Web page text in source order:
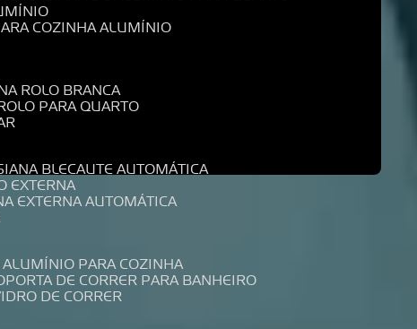
COZINHA ALUMÍNIO
ROLO BRANCA
PARA QUARTO
BLECAUTE AUTOMÁTICA
EXTERNA
EXTERNA AUTOMÁTICA
ALUMÍNIO PARA COZINHA
PORTA DE CORRER PARA BANHEIRO
DE CORRER